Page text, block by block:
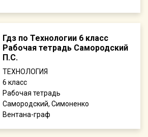
Гдз по Технологии 6 класс
Рабочая тетрадь Самородский
П.С.
ТЕХНОЛОГИЯ
6
Рабочая тетрадь
Самородский, Симоненко
Вентана-граф